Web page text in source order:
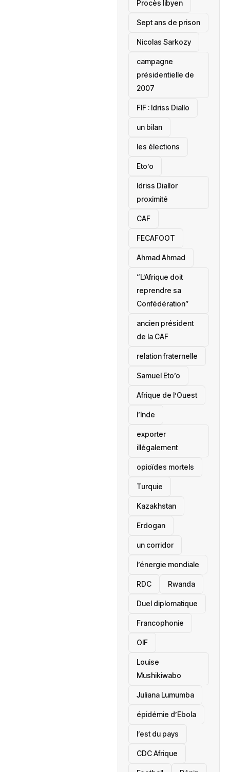
Procès libyen
Sept ans de prison
Nicolas Sarkozy
campagne
présidentielle de
2007
‎FIF : Idriss Diallo
un bilan
les élections
Eto’o
Idriss Diallor
proximité
CAF
FECAFOOT
‎Ahmad Ahmad
“L’Afrique doit
reprendre sa
Confédération”
ancien président
de la CAF
relation fraternelle
Samuel Eto’o
Afrique de l’Ouest
l’Inde
exporter
illégalement
opioïdes mortels
‎Turquie
Kazakhstan
Erdogan
un corridor
l’énergie mondiale
RDC Rwanda
Duel diplomatique
Francophonie
OIF
Louise
Mushikiwabo
Juliana Lumumba
épidémie d’Ebola
l’est du pays
CDC Afrique